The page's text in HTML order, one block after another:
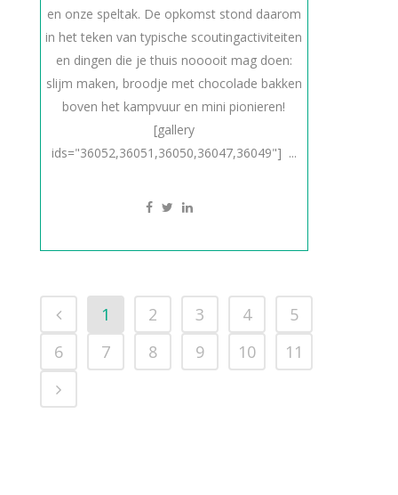
en onze speltak. De opkomst stond daarom
in het teken van typische scoutingactiviteiten
en dingen die je thuis nooooit mag doen:
slijm maken, broodje met chocolade bakken
boven het kampvuur en mini pionieren!
[gallery
ids="36052,36051,36050,36047,36049"] ...
1 2 3 4
5
6
7 8 9 10 11